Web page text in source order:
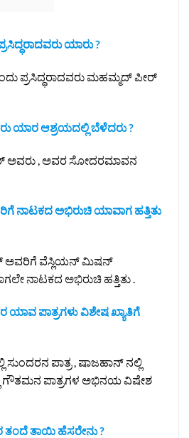
ಯಾರು ?
ಪ್ರಸಿದ್ಧರಾದವರು ಮಹಮ್ಮದ್ ಪೀರ್
ಯಾರ ಆಶ್ರಯದಲ್ಲಿ ಬೆಳೆದರು ?
ಅವರು , ಅವರ ಸೋದರಮಾವನ
ನಾಟಕದ ಅಭಿರುಚಿ ಯಾವಾಗ ಹತ್ತಿತು
ಅವರಿಗೆ ವೆಸ್ಲಿಯನ್ ಮಿಷನ್
ನಾಟಕದ ಅಭಿರುಚಿ ಹತ್ತಿತು .
ಪಾತ್ರಗಳು ವಿಶೇಷ ಖ್ಯಾತಿಗೆ
ಸುಂದರನ ಪಾತ್ರ , ಷಾಜಹಾನ್ ನಲ್ಲಿ
ಗೌತಮನ ಪಾತ್ರಗಳ ಅಭಿನಯ ವಿಷೇಶ
ತಾಯಿ ಹೆಸರೇನು ?